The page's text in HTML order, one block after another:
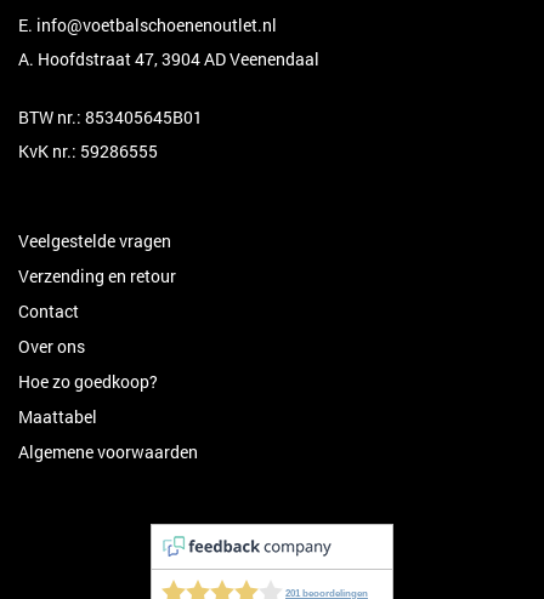
E. info@voetbalschoenenoutlet.nl
A. Hoofdstraat 47, 3904 AD Veenendaal
BTW nr.: 853405645B01
KvK nr.: 59286555
Veelgestelde vragen
Verzending en retour
Contact
Over ons
Hoe zo goedkoop?
Maattabel
Algemene voorwaarden